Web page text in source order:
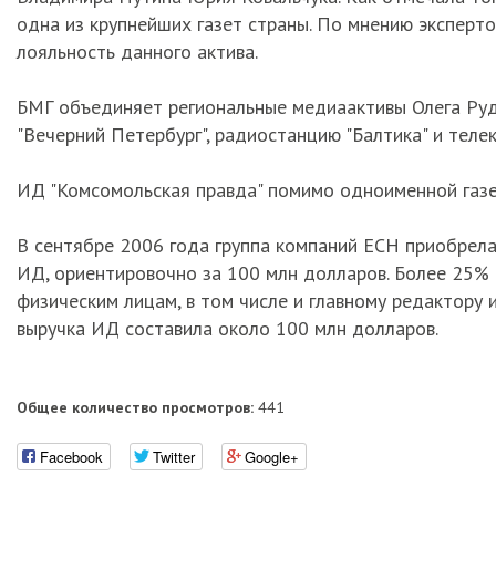
одна из крупнейших газет страны. По мнению
лояльность данного актива.
БМГ объединяет региональные медиаактивы Олега
"Вечерний Петербург", радиостанцию "Балтика" и
ИД "Комсомольская правда" помимо одноименной
В сентябре 2006 года группа компаний ЕСН
ИД, ориентировочно за 100 млн долларов. Более
физическим лицам, в том числе и главному
выручка ИД составила около 100 млн долларов.
Общее количество просмотров: 441
Facebook Twitter Google+